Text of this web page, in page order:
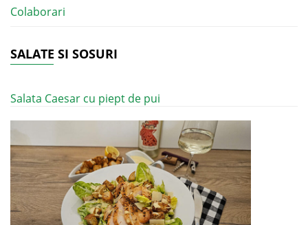
Colaborari
SALATE SI SOSURI
Salata Caesar cu piept de pui